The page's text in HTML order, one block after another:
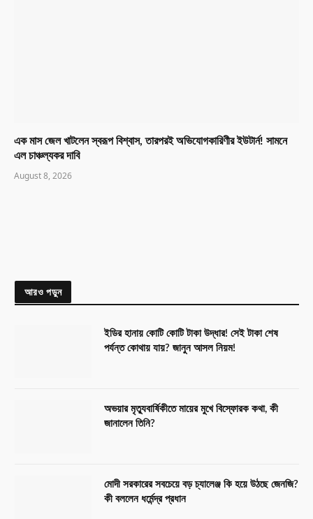
এক মাস জেল খাটলেন স্বরূপ বিশ্বাস, তারপরই অভিযোগকারিণীর ইউটার্ন! সামনে
এল চাঞ্চল্যকর দাবি
August 8, 2026
আরও পড়ুন
ইডির হানায় কোটি কোটি টাকা উদ্ধার! সেই টাকা শেষ
পর্যন্ত কোথায় যায়? জানুন আসল নিয়ম!
অভয়ার মৃত্যুবার্ষিকীতে মায়ের মুখে বিস্ফোরক কথা, কী
জানালেন তিনি?
মোদী সরকারের সবচেয়ে বড় চ্যালেঞ্জ কি হয়ে উঠছে জেনজি?
কী বললেন ধর্মেন্দ্র প্রধান